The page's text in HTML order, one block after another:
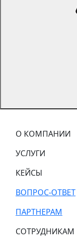
О КОМПАНИИ
УСЛУГИ
КЕЙСЫ
ВОПРОС-ОТВЕТ
ПАРТНЕРАМ
СОТРУДНИКАМ